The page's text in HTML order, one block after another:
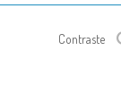
Contraste